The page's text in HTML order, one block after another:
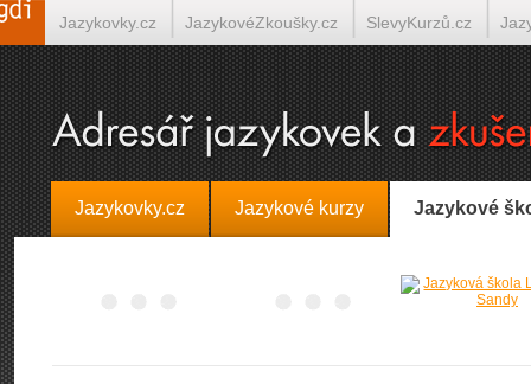
Jazykovky.cz Jazykové kurzy Jazykové
Jazykovky.cz JazykovéZkoušky.cz SlevyKurzů.cz
Španělština on-line Italština on-line Tlumočení-